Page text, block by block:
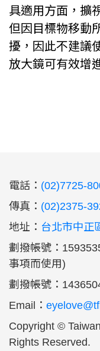
具適用方面，擴
但因目標物移動
擾，因此不建議
放大鏡可有效增
電話： (02)7725-
傳真： (02)2375-
地址： 台北市中正
劃撥帳號：
事項而使用)
劃撥帳號：
Email：
Copyright ©
Rights Reserved.